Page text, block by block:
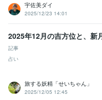
宇佐美ダイ
2025/12/23 14:01
2025年12月の吉方位と、新
記事
占い
旅する妖精「せいちゃん」
2025/12/05 12:45